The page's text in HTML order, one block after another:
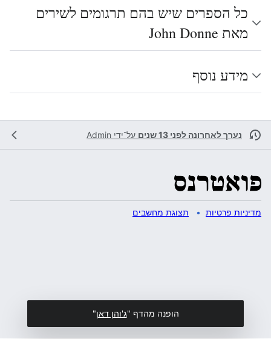
כל הספרים שיש בהם תרגומים לשירים
מאת John Donne
מידע נוסף
נערך לאחרונה לפני 13 שנים על־ידי Admin
מדיניות פרטיות תצוגת מחשבים
הופנה מהדף "ג'והן דאן"